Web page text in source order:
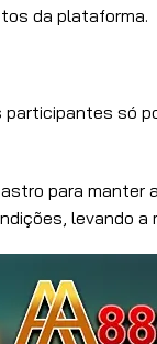
da plataforma.
só
para manter
levando